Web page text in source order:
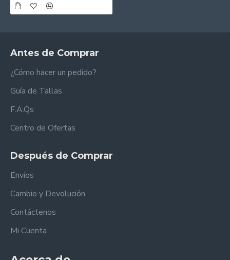
Antes de Comprar
¿Cómo hacer un pedido?
Guía de Tallas
F.A.Qs
Centro de Ofertas
Después de Comprar
Envíos
Cambio y Devolución
Contáctenos
Mi Cuenta